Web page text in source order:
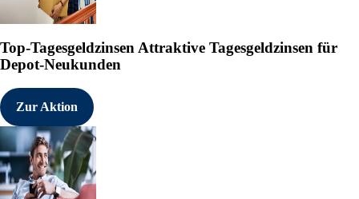
Top-TagesgeldzinsenAttraktive Tagesgeldzinsen für
Depot-Neukunden
Zur Aktion